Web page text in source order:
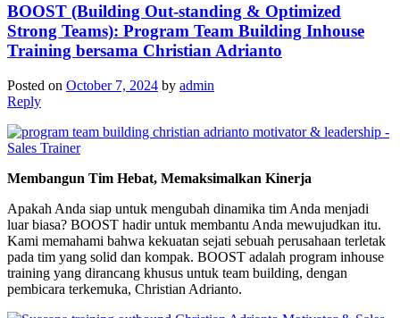
BOOST (Building Out-standing & Optimized
Strong Teams): Program Team Building Inhouse
Training bersama Christian Adrianto
Posted on October 7, 2024 by admin
Reply
Membangun Tim Hebat, Memaksimalkan Kinerja
Apakah Anda siap untuk mengubah dinamika tim Anda menjadi
luar biasa? BOOST hadir untuk membantu Anda mewujudkan itu.
Kami memahami bahwa kekuatan sejati sebuah perusahaan terletak
pada tim yang solid dan kompak. BOOST adalah program inhouse
training yang dirancang khusus untuk team building, dengan
pembicara terkemuka, Christian Adrianto.